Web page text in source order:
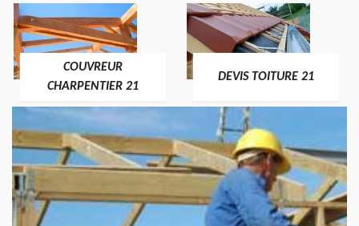
COUVREUR
CHARPENTIER 21
DEVIS TOITURE 21